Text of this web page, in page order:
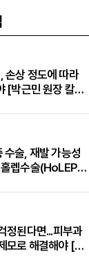
손상 정도에 따라
[박근민 원장 칼
수술, 재발 가능성
렙수술(HoLEP)
정된다면...피부과
모로 해결해야 [변